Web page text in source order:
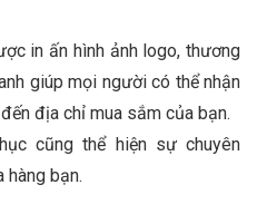
in ấn hình ảnh logo, thương
giúp mọi người có thể nhận
địa chỉ mua sắm của bạn.
cũng thể hiện sự chuyên
hàng bạn.